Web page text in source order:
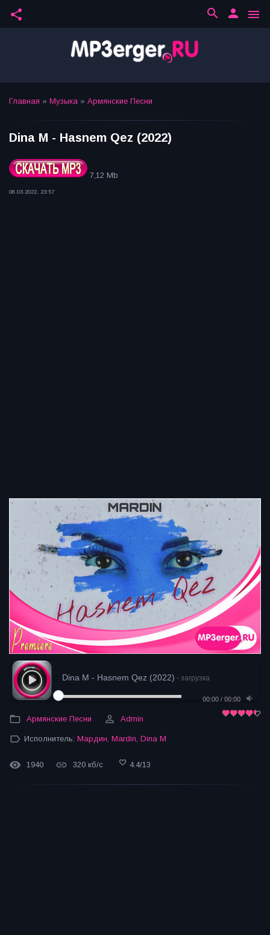
share menu
person
search
Главная » Музыка » Армянские Песни
Dina M - Hasnem Qez (2022)
7,12 Mb
08.03.2022, 23:57
Dina M - Hasnem Qez (2022) - загрузка
00:00 / 00:00
Армянские Песни Admin
Исполнитель: Мардин Mardin Dina M
1940 320 кб/с 4.4/13